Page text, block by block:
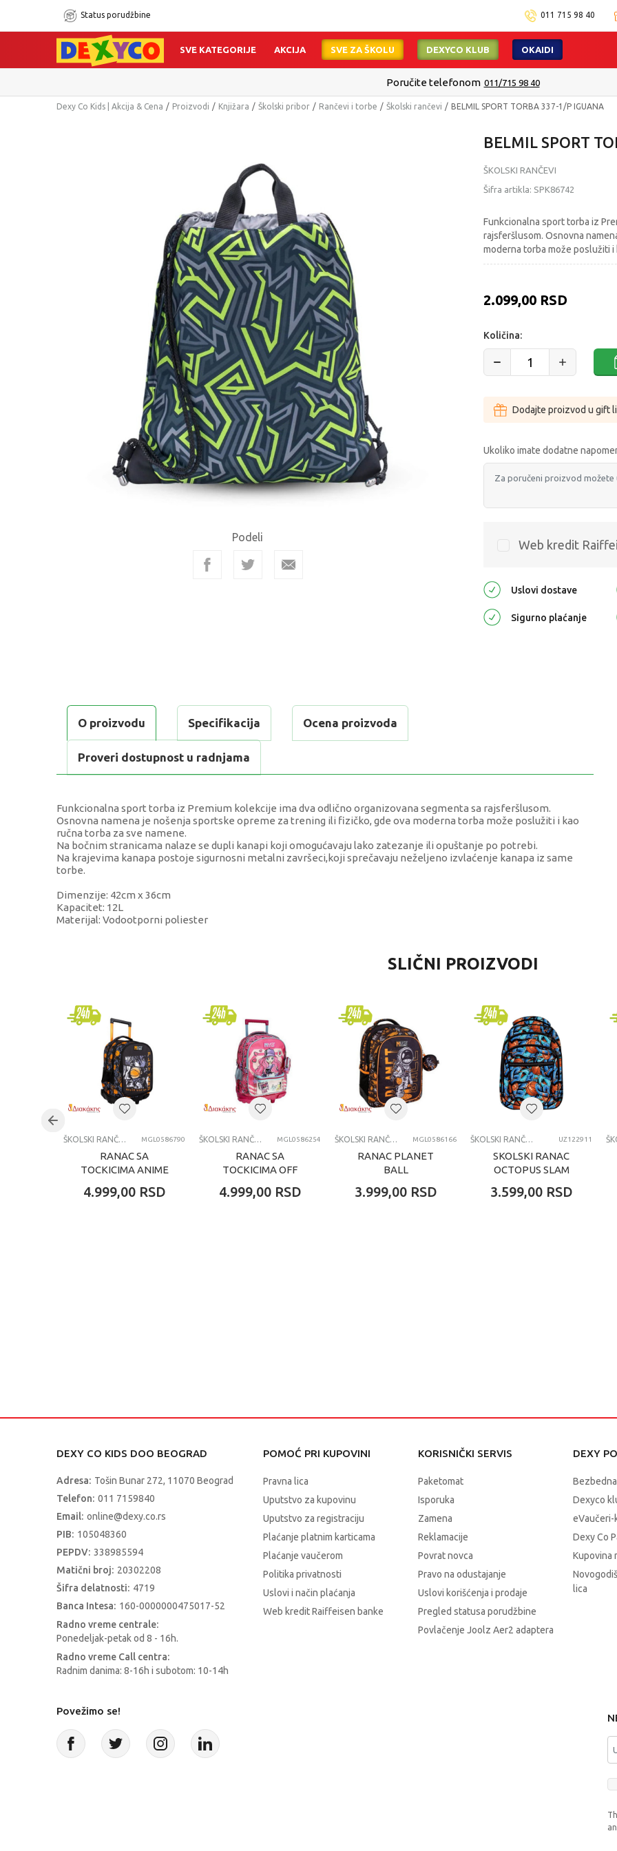
Status porudžbine 011 715 98 40
SVE KATEGORIJE AKCIJA SVE ZA ŠKOLU DEXYCO KLUB OKAIDI
Poručite telefonom 011/715 98 40
Dexy Co Kids | Akcija & Cena Proizvodi Knjižara Školski pribor Rančevi i torbe Školski rančevi BELMIL SPORT TORBA 337-1/P IGUANA
Podeli
BELMIL SPORT
ŠKOLSKI RANČEVI
Šifra artikla: SPK86742
Funkcionalna sport torba iz
rajsferšlusom. Osnovna
moderna torba može poslužiti i
2.099,00 RSD
Količina:
Dodajte proizvod u gift
Ukoliko imate dodatne
Web kredit
Uslovi dostave
Sigurno plaćanje
O proizvodu Specifikacija Ocena proizvoda
Proveri dostupnost u radnjama
Funkcionalna sport torba iz Premium kolekcije ima dva odlično organizovana segmenta sa rajsferšlusom.
Osnovna namena je nošenja sportske opreme za trening ili fizičko, gde ova moderna torba može poslužiti i kao
ručna torba za sve namene.
Na bočnim stranicama nalaze se dupli kanapi koji omogućavaju lako zatezanje ili opuštanje po potrebi.
Na krajevima kanapa postoje sigurnosni metalni završeci,koji sprečavaju neželjeno izvlaćenje kanapa iz same
torbe.
Dimenzije: 42cm x 36cm
Kapacitet: 12L
Materijal: Vodootporni poliester
Školski rančevi
Brend Spektra
dečaci
Uzrast svi uzrasti
Kategorija SKOLSKI RANCEVI
SLIČNI PROIZVODI
ŠKOLSKI RANČEVI MGL0586790
RANAC SA
TOCKICIMA ANIME
4.999,00 RSD
ŠKOLSKI RANČEVI MGL0586254
RANAC SA
TOCKICIMA OFF
4.999,00 RSD
ŠKOLSKI RANČEVI MGL0586166
RANAC PLANET
BALL
3.999,00 RSD
ŠKOLSKI RANČEVI UZ122911
SKOLSKI RANAC
OCTOPUS SLAM
3.599,00 RSD
DEXY CO KIDS DOO BEOGRAD
Adresa: Tošin Bunar 272, 11070 Beograd
Telefon: 011 7159840
Email: online@dexy.co.rs
PIB: 105048360
PEPDV: 338985594
Matični broj: 20302208
Šifra delatnosti: 4719
Banca Intesa: 160-0000000475017-52
Radno vreme centrale:
Ponedeljak-petak od 8 - 16h.
Radno vreme Call centra:
Radnim danima: 8-16h i subotom: 10-14h
POMOĆ PRI KUPOVINI
Pravna lica
Uputstvo za kupovinu
Uputstvo za registraciju
Plaćanje platnim karticama
Plaćanje vaučerom
Politika privatnosti
Uslovi i način plaćanja
Web kredit Raiffeisen banke
KORISNIČKI SERVIS
Paketomat
Isporuka
Zamena
Reklamacije
Povrat novca
Pravo na odustajanje
Uslovi korišćenja i prodaje
Pregled statusa porudžbine
Povlačenje Joolz Aer2 adaptera
DEXY
Dexyco
Dexy Co
Kupovina
lica
Povežimo se!